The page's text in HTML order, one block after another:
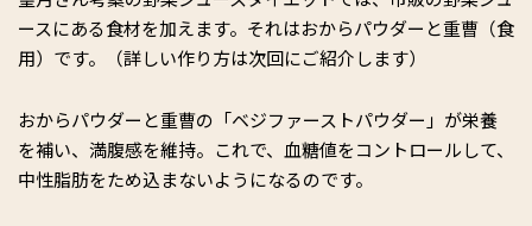
ースにある食材を加えます。それはおからパウダーと重曹（食
用）です。（詳しい作り方は次回にご紹介します）
おからパウダーと重曹の「ベジファーストパウダー」が栄養
を補い、満腹感を維持。これで、血糖値をコントロールして、
中性脂肪をため込まないようになるのです。